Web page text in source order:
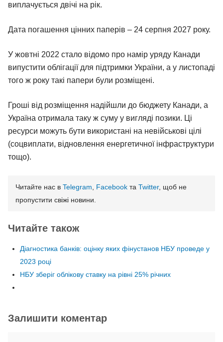
виплачується двічі на рік.
Дата погашення цінних паперів – 24 серпня 2027 року.
У жовтні 2022 стало відомо про намір уряду Канади
випустити облігації для підтримки України, а у листопаді
того ж року такі папери були розміщені.
Гроші від розміщення надійшли до бюджету Канади, а
Україна отримала таку ж суму у вигляді позики. Ці
ресурси можуть бути використані на невійськові цілі
(соцвиплати, відновлення енергетичної інфраструктури
тощо).
Читайте нас в Telegram Facebook та Twitter, щоб не
пропустити свіжі новини.
Читайте також
Діагностика банків: оцінку яких фінустанов НБУ проведе у
2023 році
НБУ зберіг облікову ставку на рівні 25% річних
Залишити коментар